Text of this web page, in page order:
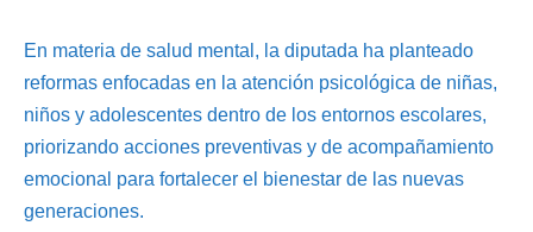
En materia de salud mental, la diputada ha planteado
reformas enfocadas en la atención psicológica de niñas,
niños y adolescentes dentro de los entornos escolares,
priorizando acciones preventivas y de acompañamiento
emocional para fortalecer el bienestar de las nuevas
generaciones.